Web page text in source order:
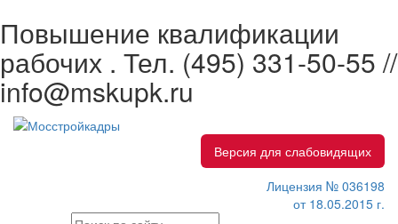
Повышение квалификации
рабочих . Тел. (495) 331-50-55 //
info@mskupk.ru
Версия для слабовидящих
Лицензия № 036198
от 18.05.2015 г.